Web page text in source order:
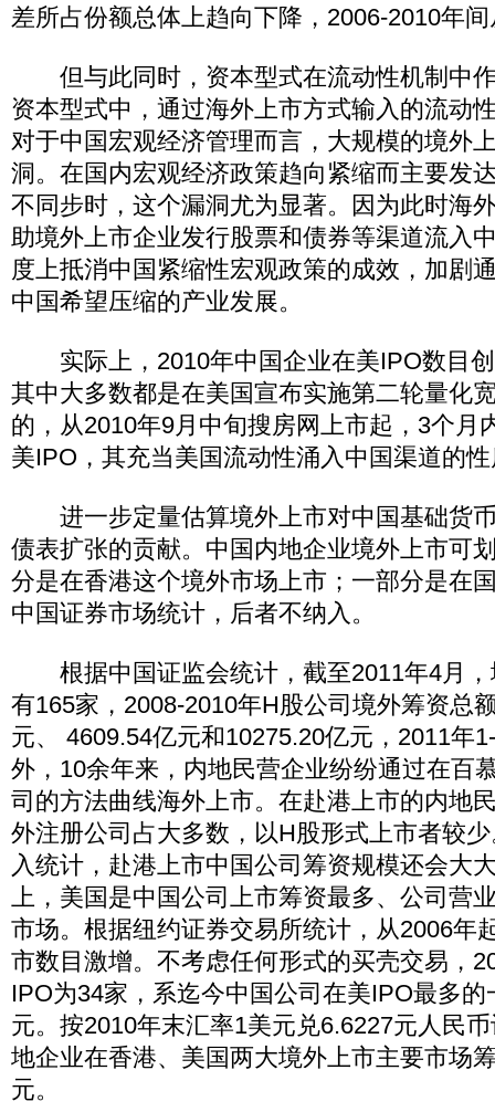
差所占份额总体上趋向下降，2006-2010年
但与此同时，资本型式在流动性机制中
资本型式中，通过海外上市方式输入的流动
对于中国宏观经济管理而言，大规模的境外
洞。在国内宏观经济政策趋向紧缩而主要发
不同步时，这个漏洞尤为显著。因为此时海
助境外上市企业发行股票和债券等渠道流入
度上抵消中国紧缩性宏观政策的成效，加剧
中国希望压缩的产业发展。
实际上，2010年中国企业在美IPO数目创
其中大多数都是在美国宣布实施第二轮量化
的，从2010年9月中旬搜房网上市起，3个月
美IPO，其充当美国流动性涌入中国渠道的
进一步定量估算境外上市对中国基础货
债表扩张的贡献。中国内地企业境外上市可
分是在香港这个境外市场上市；一部分是在
中国证券市场统计，后者不纳入。
根据中国证监会统计，截至2011年4月，
有165家，2008-2010年H股公司境外筹资总
元、 4609.54亿元和10275.20亿元，2011年
外，10余年来，内地民营企业纷纷通过在百
司的方法曲线海外上市。在赴港上市的内地
外注册公司占大多数，以H股形式上市者较
入统计，赴港上市中国公司筹资规模还会大
上，美国是中国公司上市筹资最多、公司营
市场。根据纽约证券交易所统计，从2006年
市数目激增。不考虑任何形式的买壳交易，
IPO为34家，系迄今中国公司在美IPO最多
元。按2010年末汇率1美元兑6.6227元人民
地企业在香港、美国两大境外上市主要市场
元。